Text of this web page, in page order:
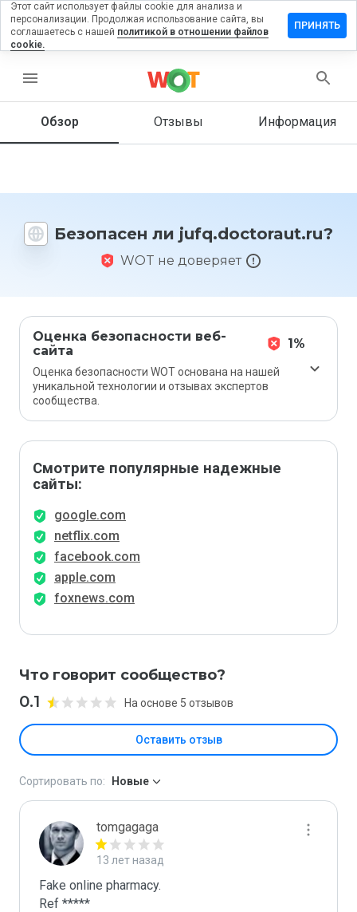
menu
Обзор Отзывы Информация
Безопасен ли jufq.doctoraut.ru?
WOT не доверяет
Оценка безопасности веб-
сайта
1%
Оценка безопасности WOT основана на нашей
уникальной технологии и отзывах экспертов
сообщества.
Смотрите популярные надежные
сайты:
google.com
netflix.com
facebook.com
apple.com
foxnews.com
Что говорит сообщество?
0.1 На основе 5 отзывов
Оставить отзыв
на
Как бы
этот
1 до 5?
Сортировать по: Новые
tomgagaga
13 лет назад
Fake online pharmacy.
Ref *****
Этот сайт использует файлы cookie для анализа и
персонализации. Продолжая использование сайта, вы
соглашаетесь с нашей политикой в отношении файлов
cookie.
ПРИНЯТЬ